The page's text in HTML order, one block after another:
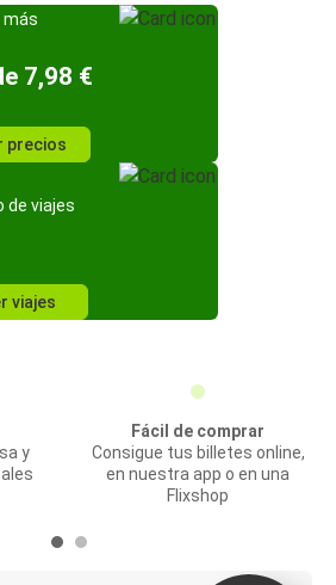
más
7,98 €
precios
de viajes
viajes
y
Fácil de comprar
Consigue tus billetes online,
en nuestra app o en una
Flixshop